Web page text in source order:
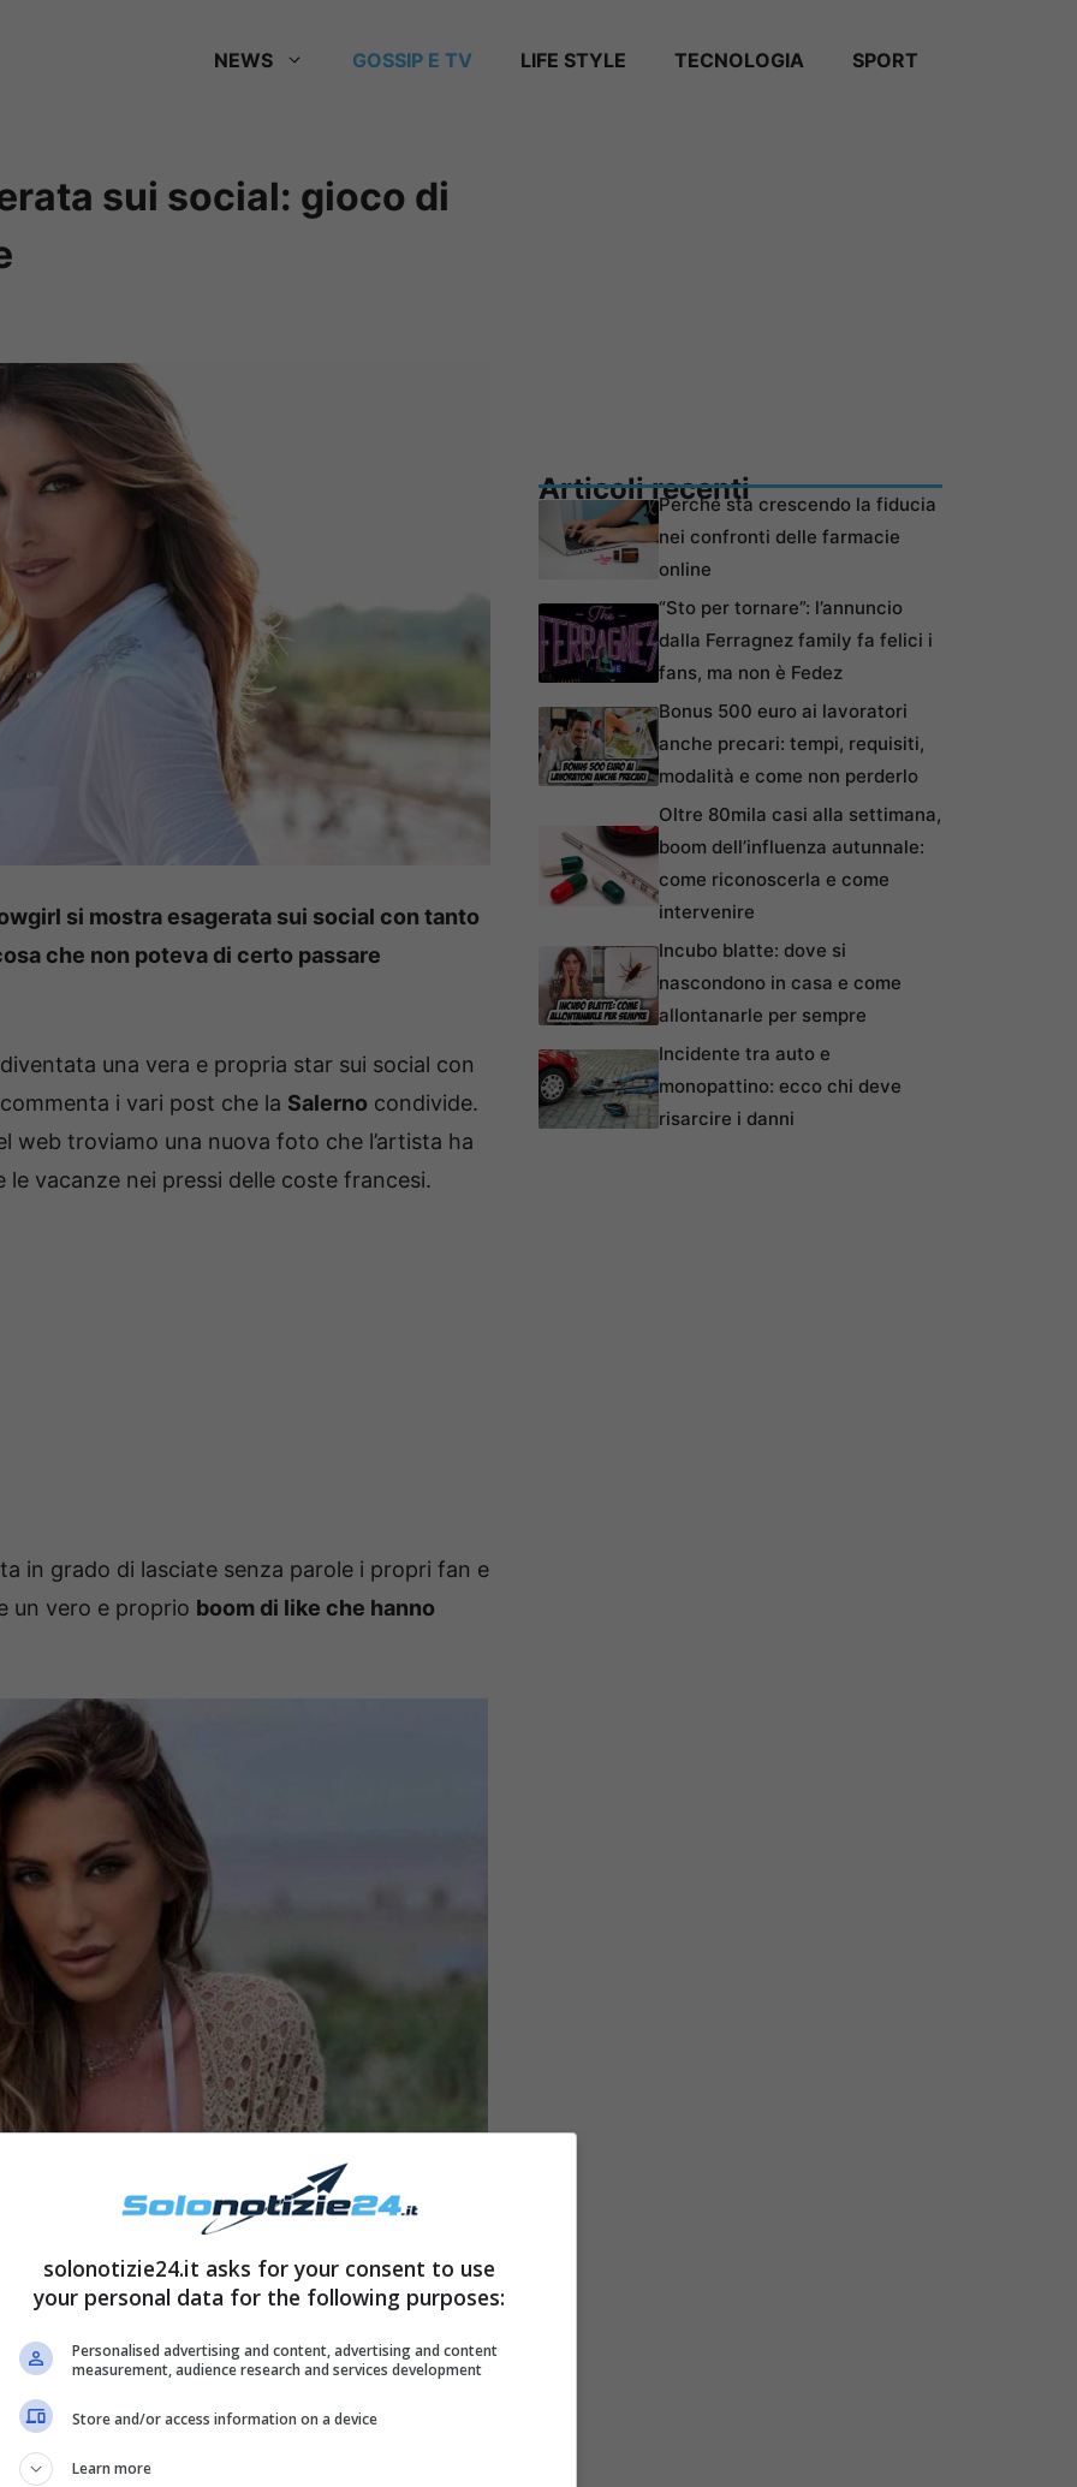
NEWS GOSSIP E TV LIFE STYLE TECNOLOGIA SPORT
sui social: gioco di
si mostra esagerata sui social con tanto
che non poteva di certo passare
una vera e propria star sui social con
i vari post che la Salerno condivide.
web troviamo una nuova foto che l’artista ha
vacanze nei pressi delle coste francesi.
in grado di lasciate senza parole i propri fan e
un vero e proprio boom di like che hanno
sui social (di nuovo)
lascia senza parole i propri fan sui social,
volta in volta riesce a riscuotere attraverso le
mettere in risalto la sua esagera bellezza,
Articoli recentiPerché sta crescendo la fiducia
nei confronti delle farmacie
online
“Sto per tornare”: l’annuncio
dalla Ferragnez family fa felici i
fans, ma non è Fedez
Bonus 500 euro ai lavoratori
anche precari: tempi, requisiti,
modalità e come non perderlo
Oltre 80mila casi alla settimana,
boom dell’influenza autunnale:
come riconoscerla e come
intervenire
Incubo blatte: dove si
nascondono in casa e come
allontanarle per sempre
Incidente tra auto e
monopattino: ecco chi deve
risarcire i danni
solonotizie24.it asks for your consent to use
your personal data for the following purposes:
Personalised advertising and content, advertising and content
measurement, audience research and services development
Store and/or access information on a device
Learn more